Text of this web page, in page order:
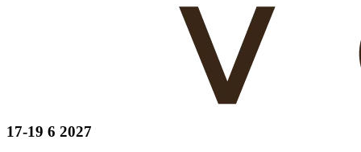
17-19 6 2027